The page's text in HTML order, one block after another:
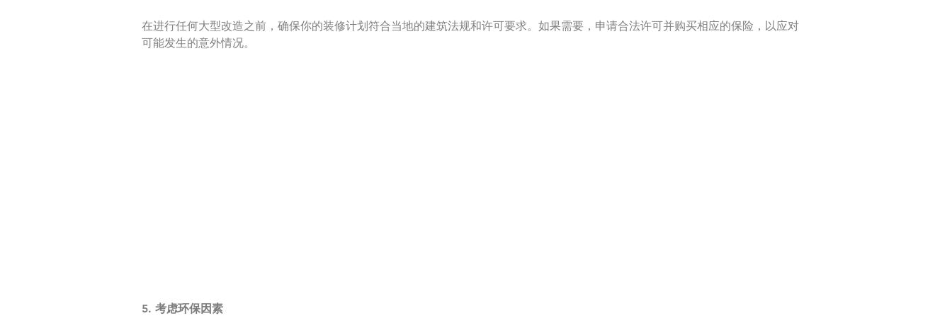
在进行任何大型改造之前，确保你的装修计划符合当地的建筑法规和许可要求。如果需要，申请合法许可并购买相应的保险，以应对
可能发生的意外情况。
5. 考虑环保因素